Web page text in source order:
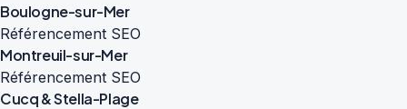
Boulogne-sur-Mer
Référencement SEO
Montreuil-sur-Mer
Référencement SEO
Cucq & Stella-Plage